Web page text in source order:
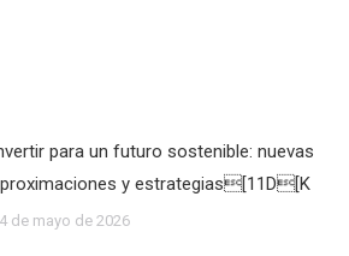
para un futuro sostenible: nuevas
y estrategias[11D[K
de mayo de 2026